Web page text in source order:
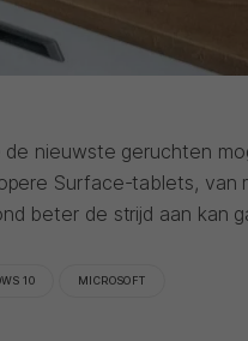
de nieuwste geruchten
Surface-tablets, van
beter de strijd aan kan
10 MICROSOFT